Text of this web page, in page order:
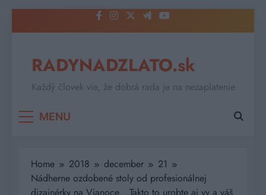
to
RADYNADZLATO.sk
Každý človek vie, že dobrá rada je na nezaplatenie
MENU
Home 2018 december
21
Nádherne ozdobené stoly od profesionálnej
dizajnérky na Vianoce. „Takto to urobte aj vy a váš